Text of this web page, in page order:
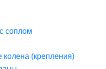
соплом
колена (крепления)